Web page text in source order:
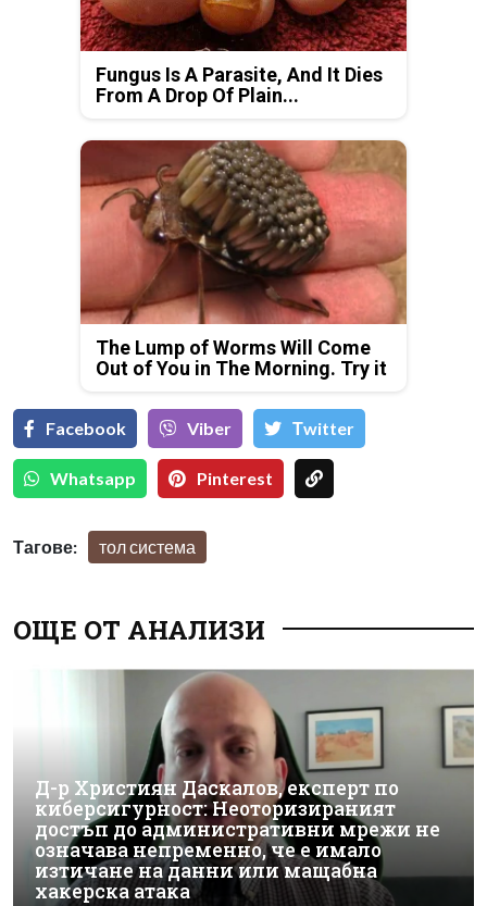
Fungus Is A Parasite, And It Dies
From A Drop Of Plain...
The Lump of Worms Will Come
Out of You in The Morning. Try it
Facebook Viber Тwitter
Whatsapp Pinterest
Тагове: тол система
ОЩЕ ОТ АНАЛИЗИ
Д-р Християн Даскалов, експерт по
киберсигурност: Неоторизираният
достъп до административни мрежи не
означава непременно, че е имало
изтичане на данни или мащабна
хакерска атака